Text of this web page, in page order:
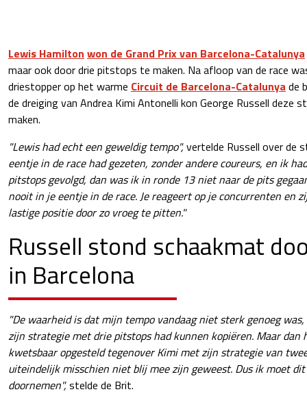
Lewis Hamilton won de Grand Prix van Barcelona-Catalunya
maar ook door drie pitstops te maken. Na afloop van de race
driestopper op het warme Circuit de Barcelona-Catalunya de
de dreiging van Andrea Kimi Antonelli kon George Russell deze
maken.
"Lewis had echt een geweldig tempo",vertelde Russell over de
eentje in de race had gezeten, zonder andere coureurs, en ik
pitstops gevolgd, dan was ik in ronde 13 niet naar de pits
nooit in je eentje in de race. Je reageert op je concurrenten en
lastige positie door zo vroeg te pitten."
Russell stond schaakmat
in Barcelona
"De waarheid is dat mijn tempo vandaag niet sterk genoeg
zijn strategie met drie pitstops had kunnen kopiëren. Maar dan
kwetsbaar opgesteld tegenover Kimi met zijn strategie van
uiteindelijk misschien niet blij mee zijn geweest. Dus ik moet
doornemen",stelde de Brit.